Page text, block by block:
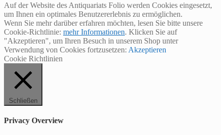
Auf der Website des Antiquariats Folio werden Cookies eingesetzt,
um Ihnen ein optimales Benutzererlebnis zu ermöglichen.
Wenn Sie mehr darüber erfahren möchten, lesen Sie bitte unsere
Cookie-Richtlinie: mehr Informationen. Klicken Sie auf
"Akzeptieren", um Ihren Besuch in unserem Shop unter
Verwendung von Cookies fortzusetzen: Akzeptieren
Cookie Richtlinien
Schließen
Privacy Overview